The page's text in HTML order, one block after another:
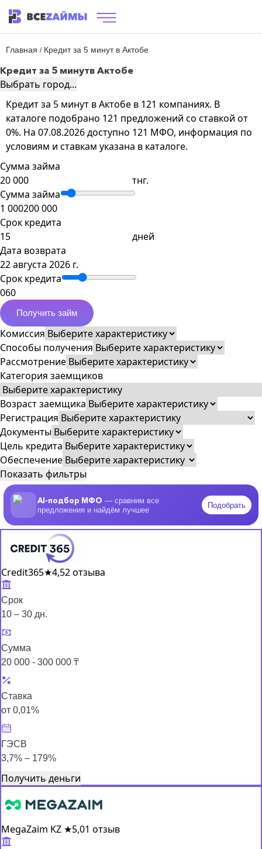
Главная / Кредит за 5 минут в Актобе
Кредит за 5 минутв Актобе
Выбрать город...
Кредит за 5 минут в Актобе в 121 компаниях. В
каталоге подобрано 121 предложений со ставкой от
0%. На 07.08.2026 доступно 121 МФО, информация по
условиям и ставкам указана в каталоге.
Сумма займа
тнг.
Сумма займа
1 000200 000
Срок кредита
дней
Дата возврата
22 августа 2026 г.
Срок кредита
060
Получить займ
Комиссия
Способы получения
Рассмотрение
Категория заемщиков
Возраст заемщика
Регистрация
Документы
Цель кредита
Обеспечение
Показать фильтры
AI-подбор МФО — сравним все
предложения и найдём лучшее
Подобрать
Credit365★4,52 отзыва
Срок
10 – 30 дн.
Сумма
20 000 - 300 000 ₸
Ставка
от 0,01%
ГЭСВ
3,7% – 179%
Получить деньги
MegaZaim KZ ★5,01 отзыв